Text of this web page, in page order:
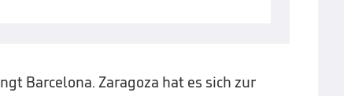
Barcelona. Zaragoza hat es sich zur